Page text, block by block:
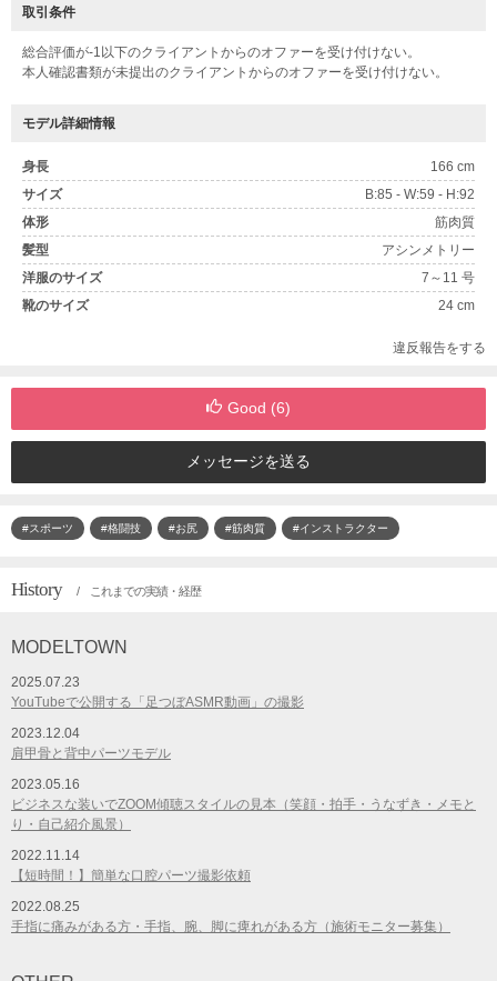
取引条件
総合評価が-1以下のクライアントからのオファーを受け付けない。
本人確認書類が未提出のクライアントからのオファーを受け付けない。
モデル詳細情報
身長
166 cm
サイズ
B:85 - W:59 - H:92
体形
筋肉質
髪型
アシンメトリー
洋服のサイズ
7～11 号
靴のサイズ
24 cm
違反報告をする
Good (6)
メッセージを送る
#スポーツ #格闘技 #お尻 #筋肉質 #インストラクター
History / これまでの実績・経歴
MODELTOWN
2025.07.23
YouTubeで公開する「足つぼASMR動画」の撮影
2023.12.04
肩甲骨と背中パーツモデル
2023.05.16
ビジネスな装いでZOOM傾聴スタイルの見本（笑顔・拍手・うなずき・メモと
り・自己紹介風景）
2022.11.14
【短時間！】簡単な口腔パーツ撮影依頼
2022.08.25
手指に痛みがある方・手指、腕、脚に痺れがある方（施術モニター募集）